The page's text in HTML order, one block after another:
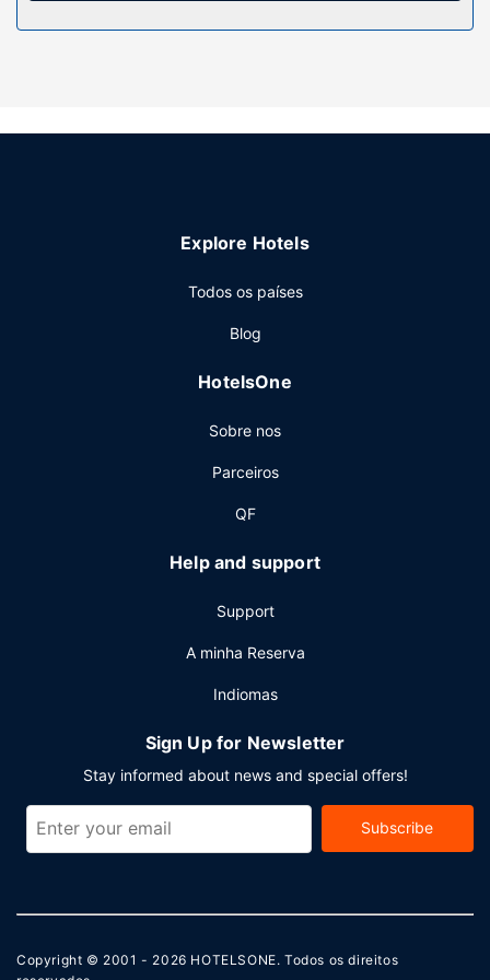
incluindo uma piscina exterior.
estacionamento grátis no local.
Explore Hotels
Todos os países
Blog
HotelsOne
Sobre nos
Parceiros
QF
Help and support
Support
A minha Reserva
Indiomas
Sign Up for Newsletter
Stay informed about news and special offers!
Subscribe
Copyright © 2001 - 2026 HOTELSONE. Todos os direitos